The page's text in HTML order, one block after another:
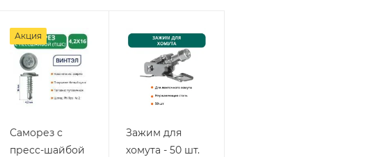
Акция
Саморез с
пресс-шайбой
Зажим для
хомута - 50 шт.